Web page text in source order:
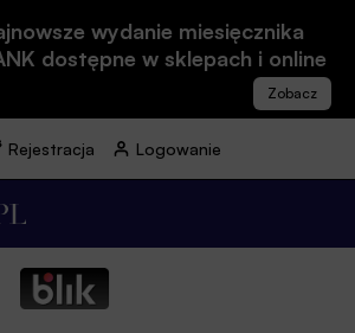
wydanie miesięcznika
dostępne w sklepach i online
Rejestracja Logowanie